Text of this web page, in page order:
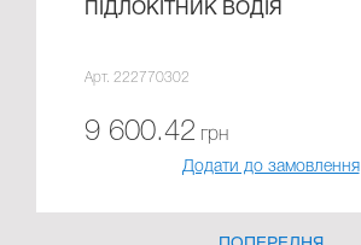
ПІДЛОКІТНИК ВОДІЯ
Арт. 222770302
9 600.42 грн
Додати до замовлення